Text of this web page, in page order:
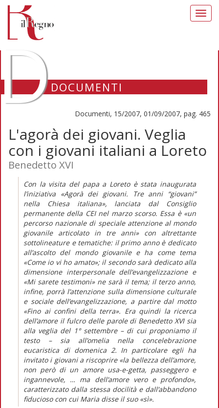
DOCUMENTI
Documenti, 15/2007, 01/09/2007, pag. 465
L'agorà dei giovani. Veglia
con i giovani italiani a Loreto
Benedetto XVI
Con la visita del papa a Loreto è stata inaugurata
l’iniziativa «Agorà dei giovani. Tre anni “giovani”
nella Chiesa italiana», lanciata dal Consiglio
permanente della CEI nel marzo scorso. Essa è «un
percorso nazionale di speciale attenzione al mondo
giovanile articolato in tre anni» con altrettante
sottolineature e tematiche: il primo anno è dedicato
all’ascolto del mondo giovanile e ha come tema
«Come io vi ho amato»; il secondo sarà dedicato alla
dimensione interpersonale dell’evangelizzazione e
«Mi sarete testimoni» ne sarà il tema; il terzo anno,
infine, porrà l’attenzione sulla dimensione culturale
e sociale dell’evangelizzazione, a partire dal motto
«Fino ai confini della terra». Era quindi la ricerca
dell’amore il fulcro delle parole di Benedetto XVI sia
alla veglia del 1° settembre – di cui proponiamo il
testo – sia all’omelia nella concelebrazione
eucaristica di domenica 2. In particolare egli ha
invitato i giovani a riscoprire «la bellezza dell’amore,
non però di un amore usa-e-getta, passeggero e
ingannevole, … ma dell’amore vero e profondo»,
caratterizzato dalla stessa docilità e dall’abbandono
fiducioso con cui Maria disse il suo «sì».